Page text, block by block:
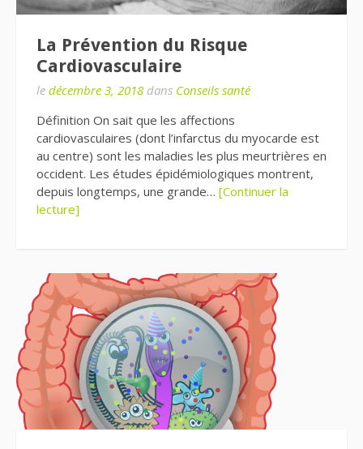
La Prévention du Risque
Cardiovasculaire
le décembre 3, 2018 dans Conseils santé
Définition On sait que les affections
cardiovasculaires (dont l’infarctus du myocarde est
au centre) sont les maladies les plus meurtrières en
occident. Les études épidémiologiques montrent,
depuis longtemps, une grande… [Continuer la
lecture]